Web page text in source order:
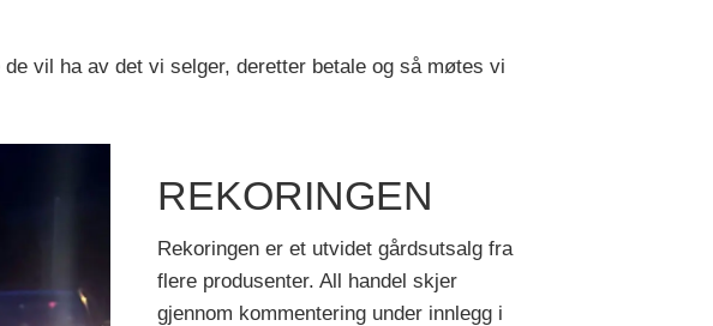
vil ha av det vi selger, deretter betale og så møtes vi
REKORINGEN
Rekoringen er et utvidet gårdsutsalg fra
flere produsenter. All handel skjer
gjennom kommentering under innlegg i